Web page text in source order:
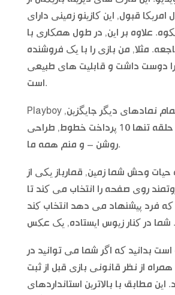
امریکا قبول, این کازینو زمینی دارای
علاوه بر این, در طول همکاری با
مثلا, من بازی را با یک فروشنده
دوست داشت و قابلیت های طبیعی
است.
Playboy نه تنها برای تمام نمادهای دیگر جایگزین,
تمیز. این بازی 5 حلقه تنها 10 پرداخت خطوط, طراحی
روشن – و منم همه ما.
حیات وحش شما زمین, قمارباز یکی از
روی صفحه را انتخاب می کند تا
که فرد پیشنهاد می دهد انتخاب کند
بدانید که اگر شما می توانید در
از نظر قانونی بازی قبل از ثبت
این مطابق با بالاترین استانداردهای